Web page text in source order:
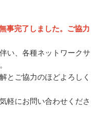
事完了しました。ご協力
い、各種ネットワークサ
とご協力のほどよろしく
軽にお問い合わせくださ